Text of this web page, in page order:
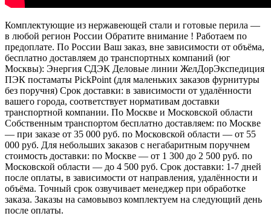
Комплектующие из нержавеющей стали и готовые перила —
в любой регион России Обратите внимание ! Работаем по
предоплате. По России Ваш заказ, вне зависимости от объёма,
бесплатно доставляем до транспортных компаний (юг
Москвы): Энергия СДЭК Деловые линии ЖелДорЭкспедиция
ПЭК постаматы PickPoint (для маленьких заказов фурнитуры
без поручня) Срок доставки: в зависимости от удалённости
вашего города, соответствует нормативам доставки
транспортной компании. По Москве и Московской области
Собственным транспортом бесплатно доставляем: по Москве
— при заказе от 35 000 руб. по Московской области — от 55
000 руб. Для небольших заказов с негабаритным поручнем
стоимость доставки: по Москве — от 1 300 до 2 500 руб. по
Московской области — до 4 500 руб. Срок доставки: 1-7 дней
после оплаты, в зависимости от направления, удалённости и
объёма. Точный срок озвучивает менеджер при обработке
заказа. Заказы на самовывоз комплектуем на следующий день
после оплаты.